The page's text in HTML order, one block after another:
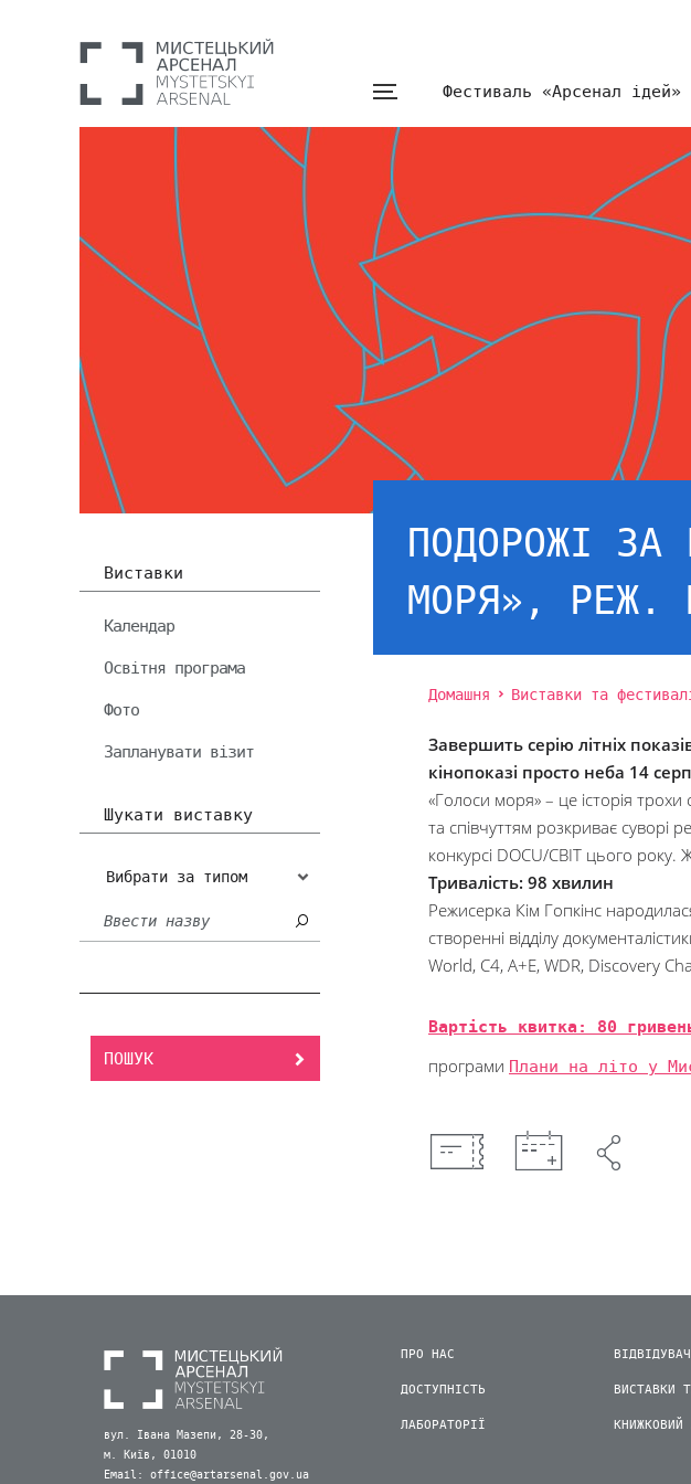
Фестиваль «Арсенал ідей»
Виставки
Календар
Освітня програма
Фото
Запланувати візит
Шукати виставку
Вибрати за типом
ПОШУК
ПОДОРОЖІ ЗА
МОРЯ», РЕЖ.
Домашня Виставки та
Завершить серію літніх
кінопоказі просто неба 14
«Голоси моря» – це історія
та співчуттям розкриває суворі
конкурсі DOCU/CВІТ цього року.
Тривалість: 98 хвилин
Режисерка Кім Гопкінс
створенні відділу
World, C4, A+E, WDR, Discovery
Вартість квитка: 80
програми Плани на літо у
вул. Івана Мазепи, 28-30,
м. Київ, 01010
Email: office@artarsenal.gov.ua
ПРО НАС
ДОСТУПНІСТЬ
ЛАБОРАТОРІЇ
ВИСТАВКИ
КНИЖКОВИЙ